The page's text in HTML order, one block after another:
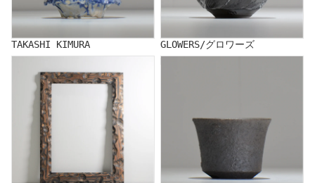
TAKASHI KIMURA
GLOWERS/グロワーズ